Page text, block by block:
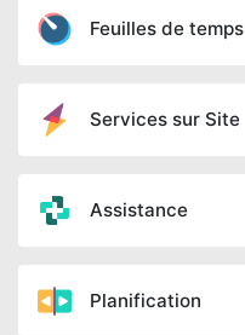
Feuilles de temps
Services sur Site
Assistance
Planification